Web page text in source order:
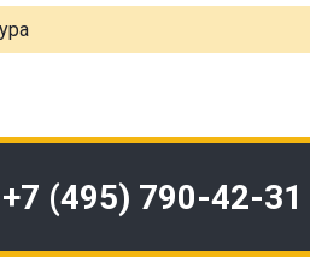
+7 (495) 790-42-31